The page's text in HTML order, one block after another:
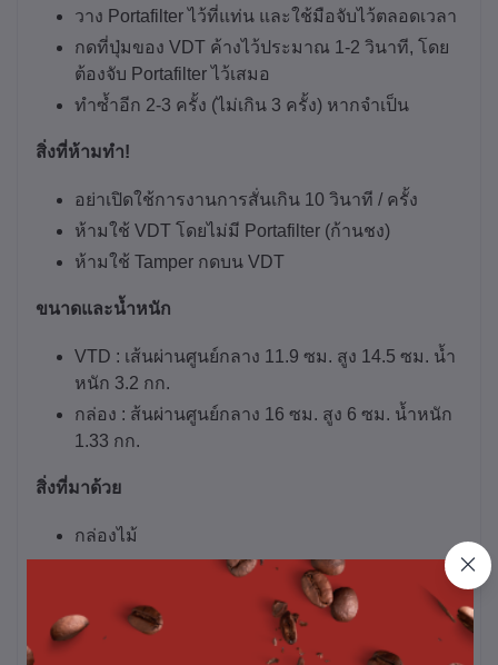
วาง Portafilter ไว้ที่แท่น และใช้มือจับไว้ตลอดเวลา
กดที่ปุ่มของ VDT ค้างไว้ประมาณ 1-2 วินาที, โดย
ต้องจับ Portafilter ไว้เสมอ
ทำซ้ำอีก 2-3 ครั้ง (ไม่เกิน 3 ครั้ง) หากจำเป็น
สิ่งที่ห้ามทำ!
อย่าเปิดใช้การงานการสั่นเกิน 10 วินาที / ครั้ง
ห้ามใช้ VDT โดยไม่มี Portafilter (ก้านชง)
ห้ามใช้ Tamper กดบน VDT
ขนาดและน้ำหนัก
VTD : เส้นผ่านศูนย์กลาง 11.9 ซม. สูง 14.5 ซม. น้ำ
หนัก 3.2 กก.
กล่อง : ส้นผ่านศูนย์กลาง 16 ซม. สูง 6 ซม. น้ำหนัก
1.33 กก.
สิ่งที่มาด้วย
กล่องไม้
*หมายเหตุ ราคานี้รวม Vat7% แล้ว